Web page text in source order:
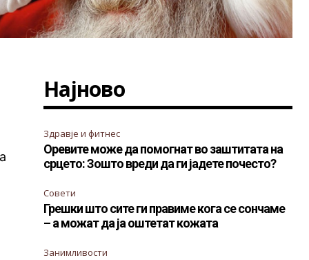
Најново
Здравје и фитнес
Оревите може да помогнат во заштитата на
срцето: Зошто вреди да ги јадете почесто?
Совети
Грешки што сите ги правиме кога се сончаме
– а можат да ја оштетат кожата
Занимливости